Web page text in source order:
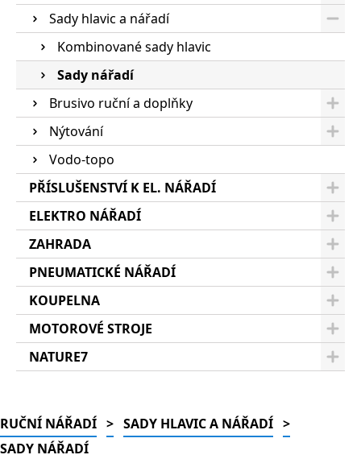
Sady hlavic a nářadí
Kombinované sady hlavic
Sady nářadí
Brusivo ruční a doplňky
Nýtování
Vodo-topo
PŘÍSLUŠENSTVÍ K EL. NÁŘADÍ
ELEKTRO NÁŘADÍ
ZAHRADA
PNEUMATICKÉ NÁŘADÍ
KOUPELNA
MOTOROVÉ STROJE
NATURE7
RUČNÍ NÁŘADÍ > SADY HLAVIC A NÁŘADÍ >
SADY NÁŘADÍ